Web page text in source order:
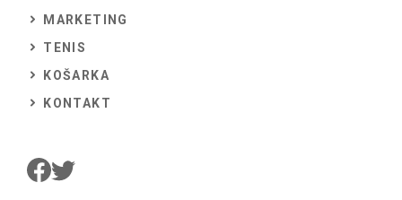
MARKETING
TENIS
KOŠARKA
KONTAKT